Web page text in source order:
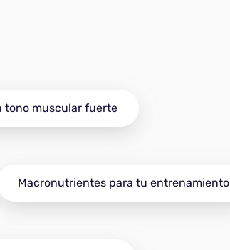
tono muscular fuerte
Macronutrientes para tu entrenamiento